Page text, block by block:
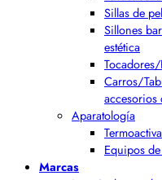
Sillas de
Sillones
estética
Carros/
Aparatología
Equipos
Marcas